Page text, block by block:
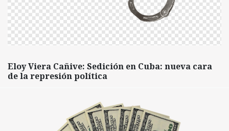
Eloy Viera Cañive: Sedición en Cuba: nueva cara
de la represión política